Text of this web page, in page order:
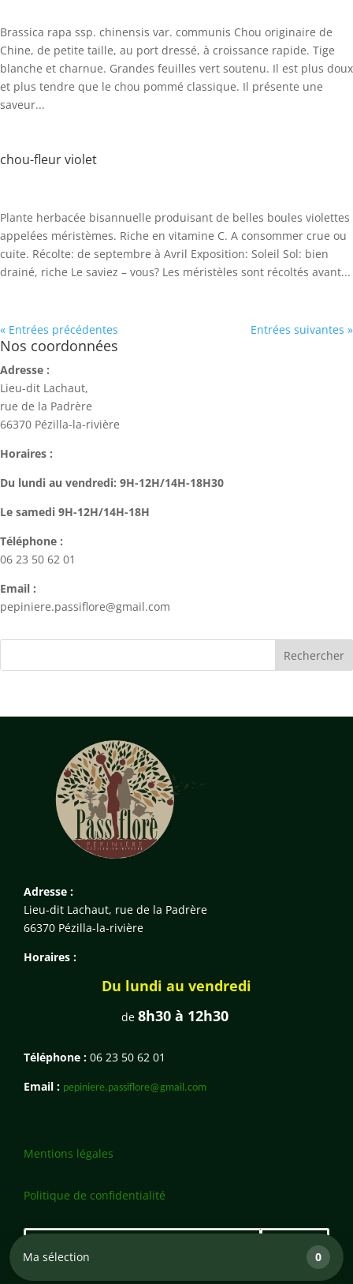
Brassica rapa ssp. chinensis var. communis Chou originaire de
Chine, de petite taille, au port dressé, à croissance rapide. Tige
blanche et charnue. Grandes feuilles vert soutenu. Il est plus doux
et plus tendre que le chou pommé classique. Il présente une
saveur...
chou-fleur violet
Plante herbacée bisannuelle produisant de belles boules violettes
appelées méristèmes. Riche en vitamine C. A consommer crue ou
cuite. Récolte: de septembre à Avril Exposition: Soleil Sol: bien
drainé, riche Le saviez – vous? Les méristèles sont récoltés avant...
« Entrées précédentes Entrées suivantes »
Nos coordonnées
Adresse :
Lieu-dit Lachaut,
rue de la Padrère
66370 Pézilla-la-rivière
Horaires :
Du lundi au vendredi: 9H-12H/14H-18H30
Le samedi 9H-12H/14H-18H
Téléphone :
06 23 50 62 01
Email :
pepiniere.passiflore@gmail.com
Adresse :
Lieu-dit Lachaut, rue de la Padrère
66370 Pézilla-la-rivière
Horaires :
Du lundi au vendredi
de 8h30 à 12h30
Téléphone : 06 23 50 62 01
Email : pepiniere.passiflore@gmail.com
Mentions légales
Politique de confidentialité
Ma sélection 0